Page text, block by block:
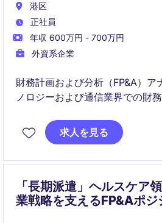
港区
正社員
年収 600万円 - 700万円
外資系企業
財務計画および分析（FP&A）ア
ノロジーおよび通信業界での財
確なレポート作成と戦略的な意
ます。
求人を見る
「長期派遣」ヘルスケア
業戦略を支えるFP&Aポジ